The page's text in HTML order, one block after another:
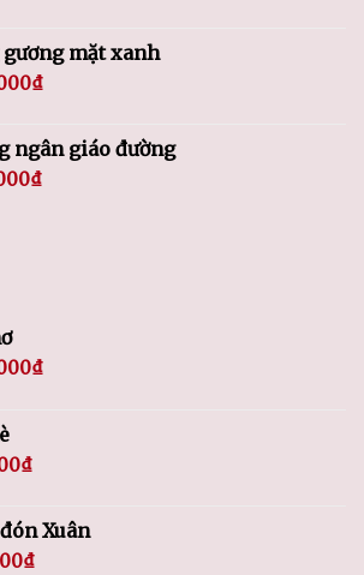
mặt xanh
₫
ngân giáo đường
₫
₫
₫
Xuân
₫